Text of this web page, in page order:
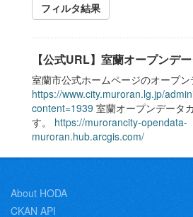
フィルタ結果
【公式URL】室蘭オープンデ
室蘭市公式ホームページのオープ
https://www.city.muroran.lg.jp/
content=1939 室蘭オープンデータ
す。 https://murorancity-opendata-
muroran.hub.arcgis.com/
About HODA
CKAN API